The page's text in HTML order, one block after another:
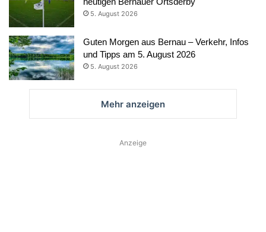
5. August 2026
Guten Morgen aus Bernau – Verkehr, Infos
und Tipps am 5. August 2026
5. August 2026
Mehr anzeigen
Anzeige